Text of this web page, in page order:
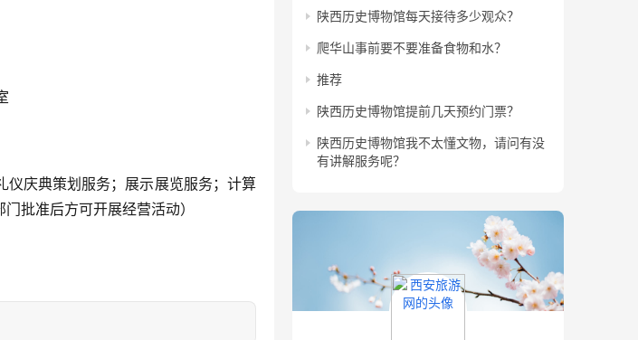
仪庆典策划服务；展示展览服务；计算
批准后方可开展经营活动）
陕西历史博物馆每天接待多少观众？
爬华山事前要不要准备食物和水？
推荐
陕西历史博物馆提前几天预约门票？
陕西历史博物馆我不太懂文物，请问有没
有讲解服务呢？